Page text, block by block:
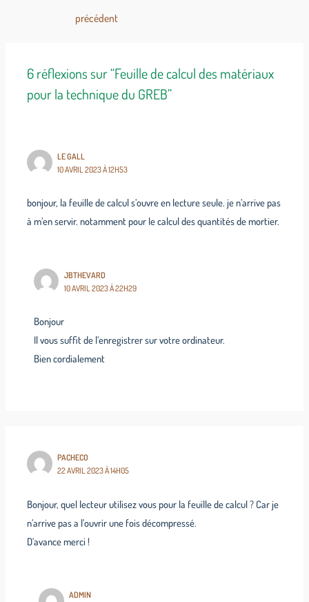
précédent
6 réflexions sur “Feuille de calcul des matériaux
pour la technique du GREB”
LE GALL
10 AVRIL 2023 À 12H53
bonjour, la feuille de calcul s’ouvre en lecture seule. je n’arrive pas
à m’en servir. notamment pour le calcul des quantités de mortier.
JBTHEVARD
10 AVRIL 2023 À 22H29
Bonjour
Il vous suffit de l’enregistrer sur votre ordinateur.
Bien cordialement
PACHECO
22 AVRIL 2023 À 14H05
Bonjour, quel lecteur utilisez vous pour la feuille de calcul ? Car je
n’arrive pas a l’ouvrir une fois décompressé.
D’avance merci !
ADMIN